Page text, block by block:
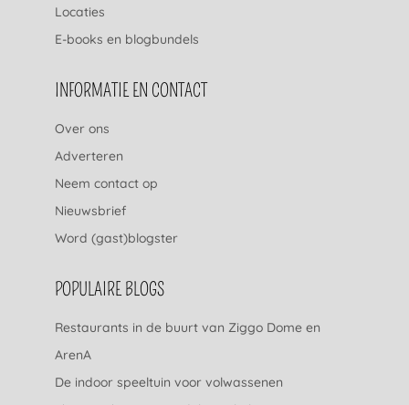
Locaties
E-books en blogbundels
INFORMATIE EN CONTACT
Over ons
Adverteren
Neem contact op
Nieuwsbrief
Word (gast)blogster
POPULAIRE BLOGS
Restaurants in de buurt van Ziggo Dome en
ArenA
De indoor speeltuin voor volwassenen